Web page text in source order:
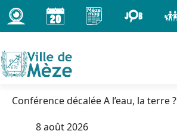
Passer
au
contenu
Conférence décalée A l’eau, la terre ?
8 août 2026